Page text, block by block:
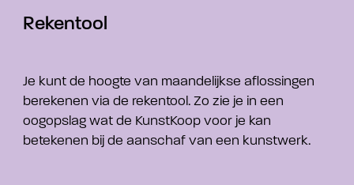
Rekentool
Je kunt de hoogte van maandelijkse aflossingen
berekenen via de rekentool. Zo zie je in een
oogopslag wat de KunstKoop voor je kan
betekenen bij de aanschaf van een kunstwerk.